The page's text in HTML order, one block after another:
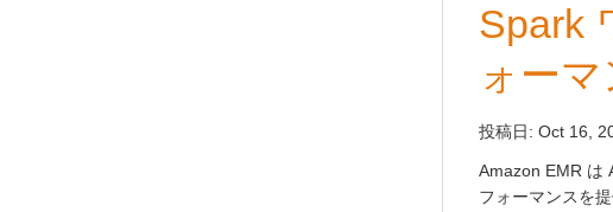
Spark
ォー
投稿日: Oct 16,
Amazon EMR は
フォーマンスを